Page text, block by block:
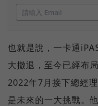
也就是說，一卡通
大撤退，至今已經布
2022年7月接下總經
是未來的一大挑戰。